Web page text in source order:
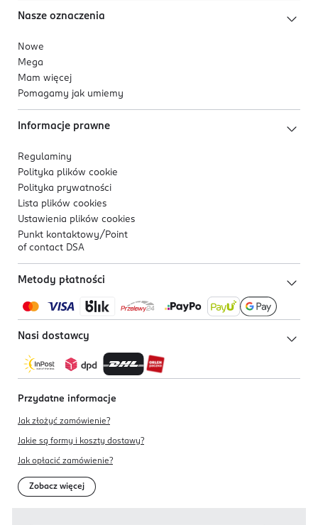
Nasze oznaczenia
Nowe
Mega
Mam więcej
Pomagamy jak umiemy
Informacje prawne
Regulaminy
Polityka plików cookie
Polityka prywatności
Lista plików cookies
Ustawienia plików cookies
Punkt kontaktowy/ Point
of contact DSA
Metody płatności
Nasi dostawcy
Przydatne informacje
Jak złożyć zamówienie?
Jakie są formy i koszty dostawy?
Jak opłacić zamówienie?
Zobacz więcej